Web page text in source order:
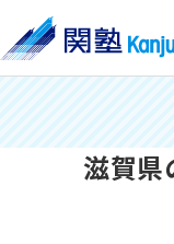
滋賀県